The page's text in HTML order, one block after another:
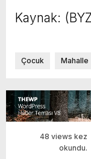
Kaynak:
Çocuk Mahalle
48 views kez
okundu.